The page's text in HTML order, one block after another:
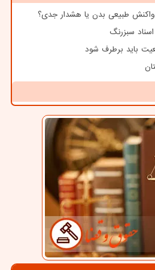
طبیعی بدن یا هشدار جدی؟
سبزرنگ
باید برطرف شود